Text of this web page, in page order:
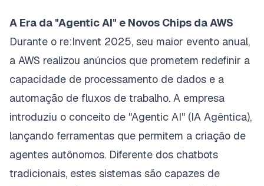
A Era da "Agentic AI" e Novos Chips da AWS
Durante o re:Invent 2025, seu maior evento anual,
a AWS realizou anúncios que prometem redefinir a
capacidade de processamento de dados e a
automação de fluxos de trabalho. A empresa
introduziu o conceito de "Agentic AI" (IA Agêntica),
lançando ferramentas que permitem a criação de
agentes autônomos. Diferente dos chatbots
tradicionais, estes sistemas são capazes de